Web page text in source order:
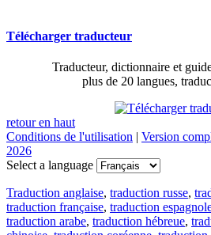
Télécharger traducteur
Traducteur, dictionnaire et
plus de 20 langues,
retour en haut
Conditions de l'utilisation | Version
2026
Select a language
Traduction anglaise, traduction russe,
traduction française, traduction
traduction arabe, traduction hébreue,